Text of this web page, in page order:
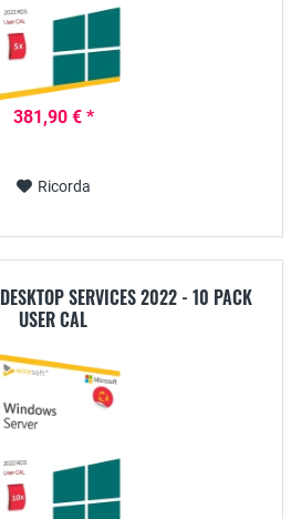
381,90 € *
Ricorda
SERVICES 2022 - 10 PACK
USER CAL